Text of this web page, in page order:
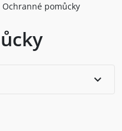
Ochranné pomůcky
expand_more